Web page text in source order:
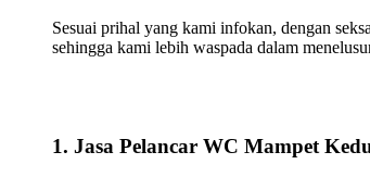
Sesuai prihal yang kami infokan, dengan
sehingga kami lebih waspada dalam
1. Jasa Pelancar WC Mampet